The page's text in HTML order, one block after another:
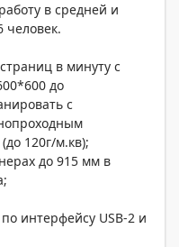
в средней и
человек.
в минуту с
до
с
120г/м.кв);
до 915 мм в
интерфейсу USB-2 и